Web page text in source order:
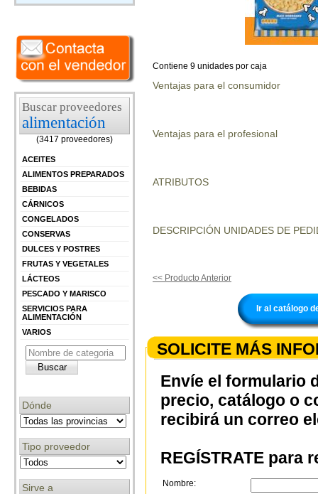
Buscar proveedores
alimentación
(3417 proveedores)
ACEITES
ALIMENTOS PREPARADOS
BEBIDAS
CÁRNICOS
CONGELADOS
CONSERVAS
DULCES Y POSTRES
FRUTAS Y VEGETALES
LÁCTEOS
PESCADO Y MARISCO
SERVICIOS PARA
ALIMENTACIÓN
VARIOS
Dónde
Tipo proveedor
Sirve a
Contiene 9 unidades por caja
Ventajas para el consumidor
Ventajas para el profesional
ATRIBUTOS
DESCRIPCIÓN UNIDADES DE
<< Producto Anterior
Ir al catálogo
SOLICITE MÁS
Envíe el formulario
precio, catálogo o
recibirá un correo
REGÍSTRATE para
Nombre: